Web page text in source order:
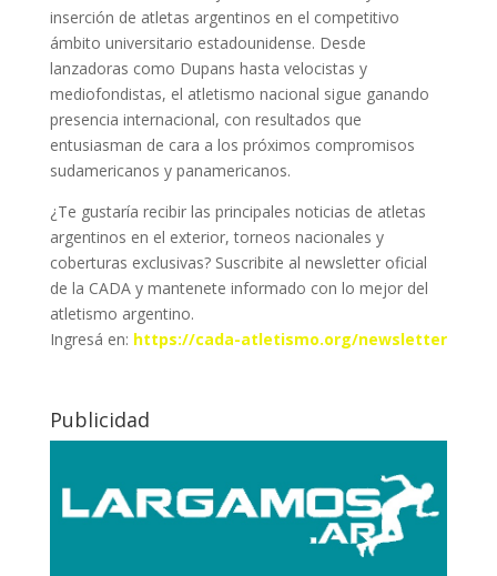
inserción de atletas argentinos en el competitivo
ámbito universitario estadounidense. Desde
lanzadoras como Dupans hasta velocistas y
mediofondistas, el atletismo nacional sigue ganando
presencia internacional, con resultados que
entusiasman de cara a los próximos compromisos
sudamericanos y panamericanos.
¿Te gustaría recibir las principales noticias de atletas
argentinos en el exterior, torneos nacionales y
coberturas exclusivas? Suscribite al newsletter oficial
de la CADA y mantenete informado con lo mejor del
atletismo argentino.
Ingresá en: https://cada-atletismo.org/newsletter
Publicidad